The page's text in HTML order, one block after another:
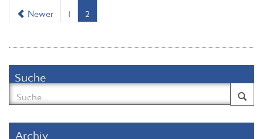
Newer 1 2
Suche
Archiv